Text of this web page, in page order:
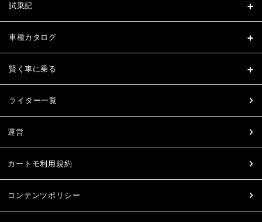
試乗記
車種カタログ
賢く車に乗る
ライター一覧
運営
カートモ利用規約
コンテンツポリシー